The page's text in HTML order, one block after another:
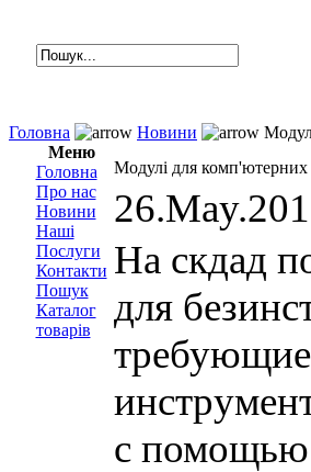
Головна Новини
Меню
Головна
Про нас
Новини
Наші
Послуги
Контакти
Пошук
Каталог
товарів
Модулі для комп'ютерних
На скдад
для
с помощью